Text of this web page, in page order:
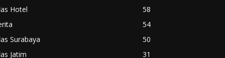
Hotel
58
54
Surabaya
50
Jatim
31